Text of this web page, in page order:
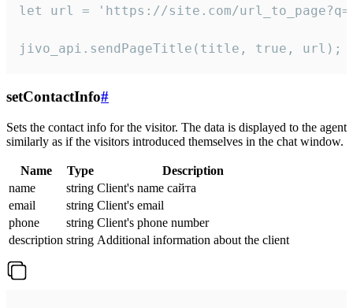
let url = 'https://site.com/
jivo_api.sendPageTitle(title, true, url);
setContactInfo#
Sets the contact info for the visitor. The data is displayed to the agent
similarly as if the visitors introduced themselves in the chat window.
Name Type
Description
name
string Client's name сайта
email
string Client's email
phone
string Client's phone number
description string Additional information about the client